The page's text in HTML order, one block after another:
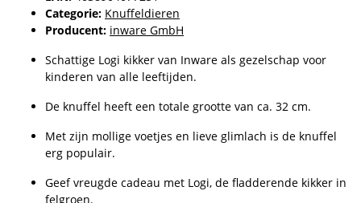
Categorie: Knuffeldieren
Producent: inware GmbH
Schattige Logi kikker van Inware als gezelschap voor
kinderen van alle leeftijden.
De knuffel heeft een totale grootte van ca. 32 cm.
Met zijn mollige voetjes en lieve glimlach is de knuffel
erg populair.
Geef vreugde cadeau met Logi, de fladderende kikker in
felgroen.